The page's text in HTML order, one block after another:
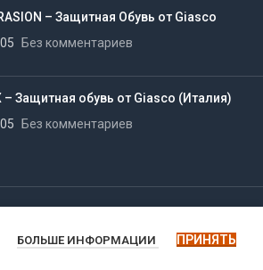
– Защитная Обувь от Giasco
Без комментариев
– Защитная обувь от Giasco (Италия)
Без комментариев
БОЛЬШЕ ИНФОРМАЦИИ ПРИНЯТЬ